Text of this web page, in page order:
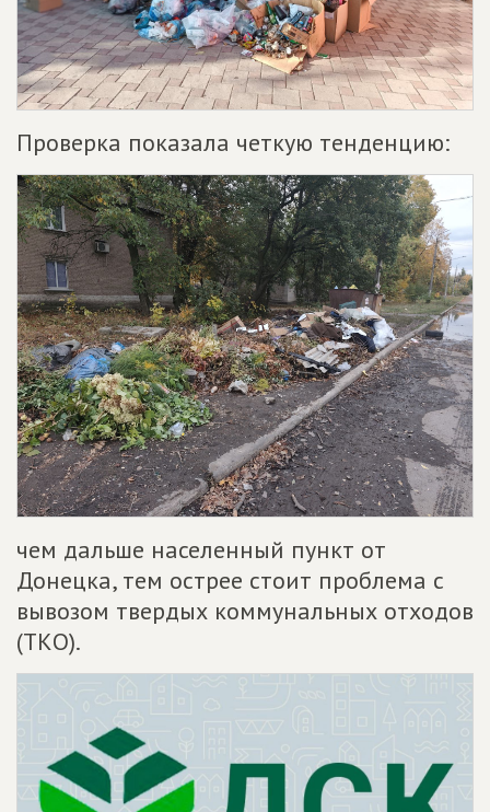
Проверка показала четкую тенденцию:
чем дальше населенный пункт от
Донецка, тем острее стоит проблема с
вывозом твердых коммунальных отходов
(ТКО).